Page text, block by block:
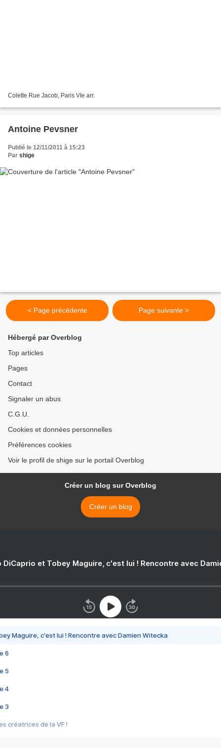
Colette Rue Jacob, Paris VIe arr.
Antoine Pevsner
Publié le 12/11/2011 à 15:23
Par shige
< Page précédente Page suivante >
Hébergé par Overblog
Top articles
Pages
Contact
Signaler un abus
C.G.U.
Cookies et données personnelles
Préférences cookies
Voir le profil de shige sur le portail Overblog
Créer un blog sur Overblog
Créer un blog
DiCaprio et Tobey Maguire, c'est lui ! Rencontre avec
Maguire, c'est lui ! Rencontre avec Damien Witecka
6
5
4
3
créatrices de la VF !